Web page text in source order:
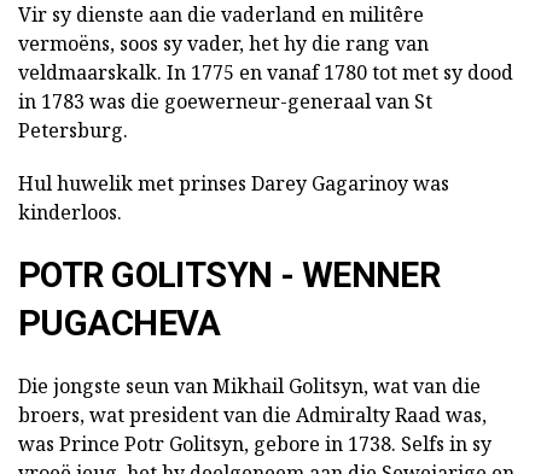
Vir sy dienste aan die vaderland en militêre
vermoëns, soos sy vader, het hy die rang van
veldmaarskalk. In 1775 en vanaf 1780 tot met sy dood
in 1783 was die goewerneur-generaal van St
Petersburg.
Hul huwelik met prinses Darey Gagarinoy was
kinderloos.
POTR GOLITSYN - WENNER
PUGACHEVA
Die jongste seun van Mikhail Golitsyn, wat van die
broers, wat president van die Admiralty Raad was,
was Prince Potr Golitsyn, gebore in 1738. Selfs in sy